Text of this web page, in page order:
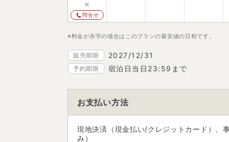
×
問合せ
※料金が赤字の場合はこのプランの最安値の日程です。
販売期限 2027/12/31
予約期限 宿泊日当日23:59まで
お支払い方法
現地決済（現金払い/クレジットカード）、
み）